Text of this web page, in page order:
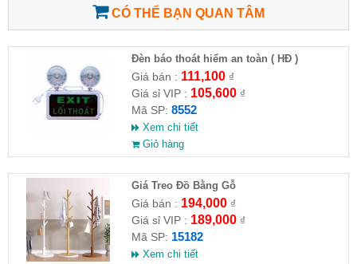
CÓ THỂ BẠN QUAN TÂM
Đèn báo thoát hiểm an toàn ( HĐ )
Giá bán : 111,100₫
Giá sỉ VIP : 105,600₫
Mã SP: 8552
Xem chi tiết
Giỏ hàng
Giá Treo Đồ Bằng Gỗ
Giá bán : 194,000₫
Giá sỉ VIP : 189,000₫
Mã SP: 15182
Xem chi tiết